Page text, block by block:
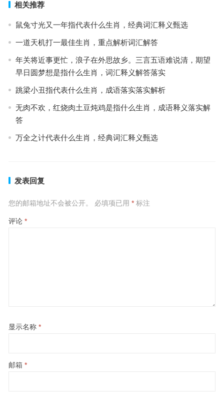
相关推荐
鼠兔寸光又一年指代表什么生肖，经典词汇释义甄选
一道天机打一最佳生肖，重点解析词汇解答
年关将近事更忙，浪子在外思故乡。三言五语难说清，期望
早日圆梦想是指什么生肖，词汇释义解答落实
跳梁小丑指代表什么生肖，成语落实落实解析
无肉不欢，红烧肉土豆炖鸡是指什么生肖，成语释义落实解
答
万全之计代表什么生肖，经典词汇释义甄选
发表回复
您的邮箱地址不会被公开。 必填项已用 *标注
评论 *
显示名称 *
邮箱 *